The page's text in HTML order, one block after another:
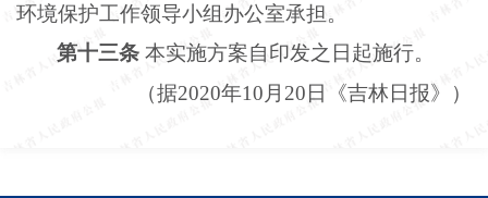
环境保护工作领导小组办公室承担。
第十三条 本实施方案自印发之日起施行。
（据2020年10月20日《吉林日报》）